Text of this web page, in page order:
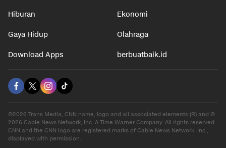
Hiburan Ekonomi
Gaya Hidup Olahraga
Download Apps berbuatbaik.id
©2026 Trans Media, CNN name, logo and all associated elements (R) and ©
2026 Cable News Network, Inc. A Time Warner Company. All rights reserved.
CNN and the CNN logo are registered marks of Cable News Network, Inc.,
displayed with permission.